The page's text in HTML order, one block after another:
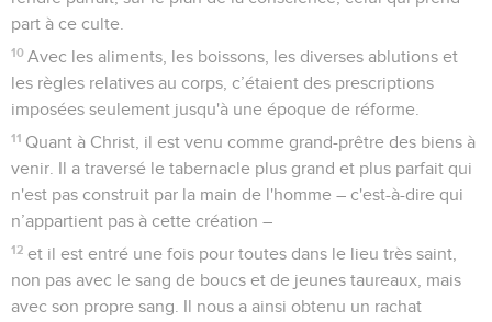
part à ce culte.
10 Avec les aliments, les boissons, les diverses ablutions et
les règles relatives au corps, c’étaient des prescriptions
imposées seulement jusqu'à une époque de réforme.
11 Quant à Christ, il est venu comme grand-prêtre des biens à
venir. Il a traversé le tabernacle plus grand et plus parfait qui
n'est pas construit par la main de l'homme – c'est-à-dire qui
n’appartient pas à cette création –
12 et il est entré une fois pour toutes dans le lieu très saint,
non pas avec le sang de boucs et de jeunes taureaux, mais
avec son propre sang. Il nous a ainsi obtenu un rachat